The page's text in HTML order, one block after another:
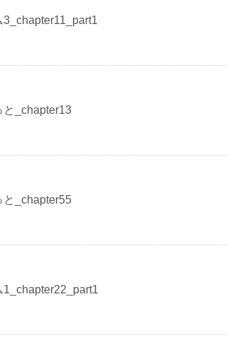
3_chapter11_part1
と_chapter13
と_chapter55
1_chapter22_part1